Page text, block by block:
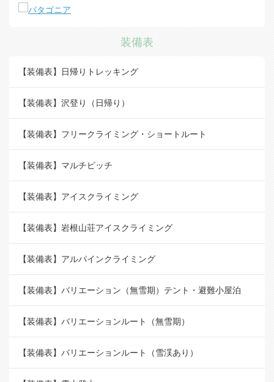
装備表
【装備表】日帰りトレッキング
【装備表】沢登り（日帰り）
【装備表】フリークライミング・ショートルート
【装備表】マルチピッチ
【装備表】アイスクライミング
【装備表】岩根山荘アイスクライミング
【装備表】アルパインクライミング
【装備表】バリエーション（無雪期）テント・避難小屋泊
【装備表】バリエーションルート（無雪期）
【装備表】バリエーションルート（雪渓あり）